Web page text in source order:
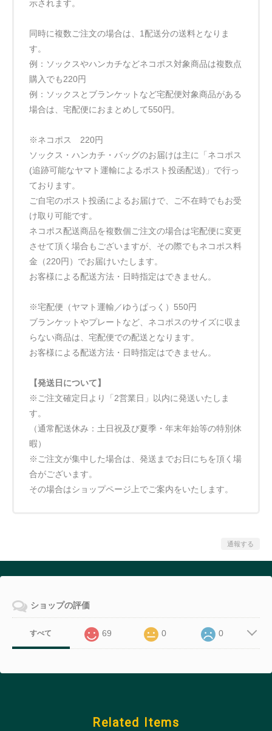
示されます。
同時に複数ご注文の場合は、1配送分の送料となりま
す。
例：ソックスやハンカチなどネコポス対象商品は複数点
購入でも220円
例：ソックスとブランケットなど宅配便対象商品がある
場合は、宅配便におまとめして550円。
※ネコポス 220円
ソックス・ハンカチ・バッグのお届けは主に「ネコポス
(追跡可能なヤマト運輸によるポスト投函配送)」で行っ
ております。
ご自宅のポスト投函によるお届けで、ご不在時でもお受
け取り可能です。
ネコポス配送商品を複数個ご注文の場合は宅配便に変更
させて頂く場合もございますが、その際でもネコポス料
金（220円）でお届けいたします。
お客様による配送方法・日時指定はできません。
※宅配便（ヤマト運輸／ゆうぱっく）550円
ブランケットやプレートなど、ネコポスのサイズに収ま
らない商品は、宅配便での配送となります。
お客様による配送方法・日時指定はできません。
【発送日について】
※ご注文確定日より「2営業日」以内に発送いたしま
す。
（通常配送休み：土日祝及び夏季・年末年始等の特別休
暇）
※ご注文が集中した場合は、発送までお日にちを頂く場
合がございます。
その場合はショップページ上でご案内をいたします。
通報する
ショップの評価
すべて 69 0 0
Related Items